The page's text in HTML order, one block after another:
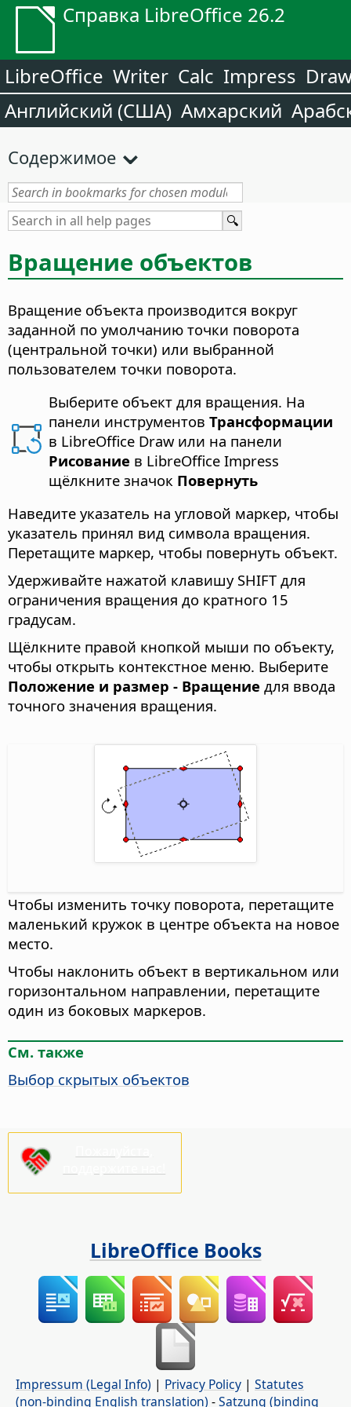
Справка LibreOffice 26.2
LibreOffice Writer Calc Impress
Английский (США) Амхарский
Содержимое
Вращение объектов
Вращение объекта производится вокруг
заданной по умолчанию точки поворота
(центральной точки) или выбранной
пользователем точки поворота.
Выберите объект для вращения. На
панели инструментовТрансформации
в LibreOffice Draw или на панели
Рисование в LibreOffice Impress
щёлкните значок Повернуть
Наведите указатель на угловой маркер, чтобы
указатель принял вид символа вращения.
Перетащите маркер, чтобы повернуть объект.
Удерживайте нажатой клавишу SHIFT для
ограничения вращения до кратного 15
градусам.
Щёлкните правой кнопкой мыши по объекту,
чтобы открыть контекстное меню. Выберите
Положение и размер - Вращение для ввода
точного значения вращения.
Чтобы изменить точку поворота, перетащите
маленький кружок в центре объекта на новое
место.
Чтобы наклонить объект в вертикальном или
горизонтальном направлении, перетащите
один из боковых маркеров.
См. также
Выбор скрытых объектов
LibreOffice Books
Impressum (Legal Info) | Privacy Policy | Statutes
(non-binding English translation) -Satzung (binding